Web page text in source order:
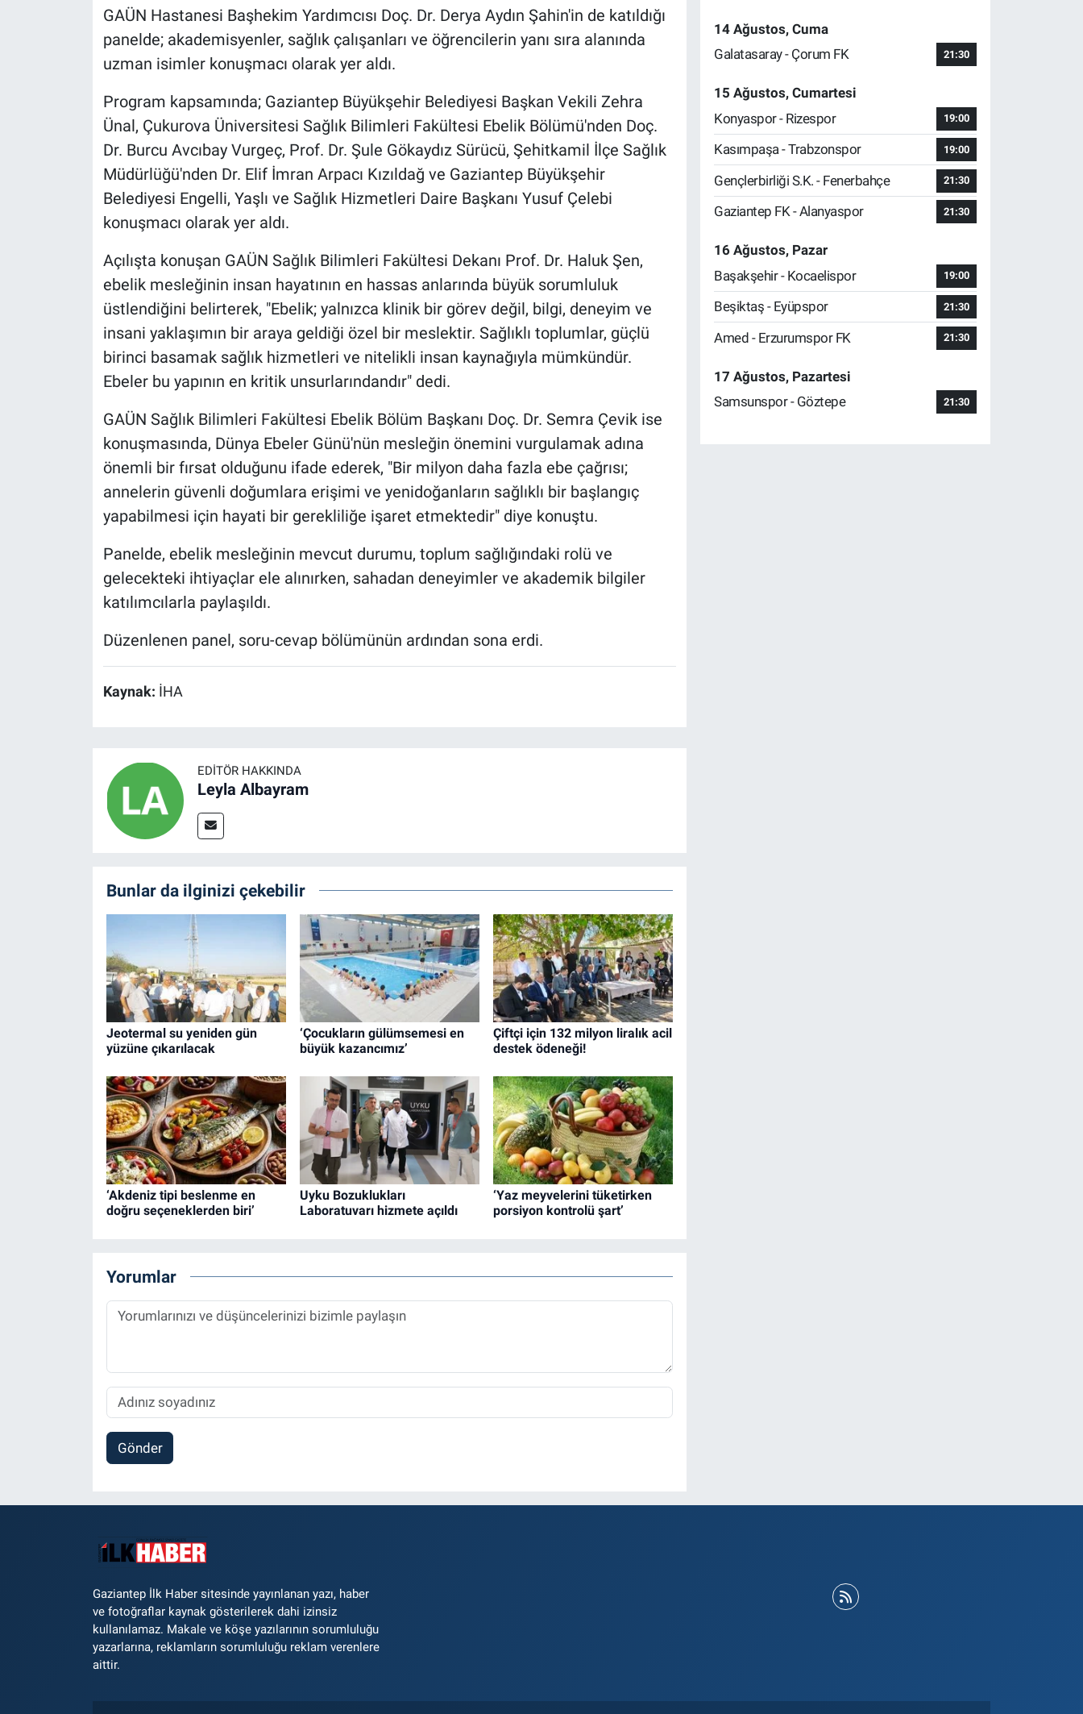
GAÜN Hastanesi Başhekim Yardımcısı Doç. Dr. Derya Aydın Şahin'in de katıldığı
panelde; akademisyenler, sağlık çalışanları ve öğrencilerin yanı sıra alanında
uzman isimler konuşmacı olarak yer aldı.
Program kapsamında; Gaziantep Büyükşehir Belediyesi Başkan Vekili Zehra
Ünal, Çukurova Üniversitesi Sağlık Bilimleri Fakültesi Ebelik Bölümü'nden Doç.
Dr. Burcu Avcıbay Vurgeç, Prof. Dr. Şule Gökaydız Sürücü, Şehitkamil İlçe Sağlık
Müdürlüğü'nden Dr. Elif İmran Arpacı Kızıldağ ve Gaziantep Büyükşehir
Belediyesi Engelli, Yaşlı ve Sağlık Hizmetleri Daire Başkanı Yusuf Çelebi
konuşmacı olarak yer aldı.
Açılışta konuşan GAÜN Sağlık Bilimleri Fakültesi Dekanı Prof. Dr. Haluk Şen,
ebelik mesleğinin insan hayatının en hassas anlarında büyük sorumluluk
üstlendiğini belirterek, "Ebelik; yalnızca klinik bir görev değil, bilgi, deneyim ve
insani yaklaşımın bir araya geldiği özel bir meslektir. Sağlıklı toplumlar, güçlü
birinci basamak sağlık hizmetleri ve nitelikli insan kaynağıyla mümkündür.
Ebeler bu yapının en kritik unsurlarındandır" dedi.
GAÜN Sağlık Bilimleri Fakültesi Ebelik Bölüm Başkanı Doç. Dr. Semra Çevik ise
konuşmasında, Dünya Ebeler Günü'nün mesleğin önemini vurgulamak adına
önemli bir fırsat olduğunu ifade ederek, "Bir milyon daha fazla ebe çağrısı;
annelerin güvenli doğumlara erişimi ve yenidoğanların sağlıklı bir başlangıç
yapabilmesi için hayati bir gerekliliğe işaret etmektedir" diye konuştu.
Panelde, ebelik mesleğinin mevcut durumu, toplum sağlığındaki rolü ve
gelecekteki ihtiyaçlar ele alınırken, sahadan deneyimler ve akademik bilgiler
katılımcılarla paylaşıldı.
Düzenlenen panel, soru-cevap bölümünün ardından sona erdi.
Kaynak: İHA
EDITÖR HAKKINDA
Leyla Albayram
Bunlar da ilginizi çekebilir
Jeotermal su yeniden gün
yüzüne çıkarılacak
‘Çocukların gülümsemesi en
büyük kazancımız’
Çiftçi için 132 milyon liralık acil
destek ödeneği!
‘Akdeniz tipi beslenme en
doğru seçeneklerden biri’
Uyku Bozuklukları
Laboratuvarı hizmete açıldı
‘Yaz meyvelerini tüketirken
porsiyon kontrolü şart’
Yorumlar
Gönder
14 Ağustos, Cuma
Galatasaray - Çorum FK
21:30
15 Ağustos, Cumartesi
Konyaspor - Rizespor
19:00
Kasımpaşa - Trabzonspor 19:00
Gençlerbirliği S.K. - Fenerbahçe 21:30
Gaziantep FK - Alanyaspor 21:30
16 Ağustos, Pazar
Başakşehir - Kocaelispor
19:00
Beşiktaş - Eyüpspor 21:30
Amed - Erzurumspor FK 21:30
17 Ağustos, Pazartesi
Samsunspor - Göztepe
21:30
Gaziantep İlk Haber sitesinde yayınlanan yazı, haber
ve fotoğraflar kaynak gösterilerek dahi izinsiz
kullanılamaz. Makale ve köşe yazılarının sorumluluğu
yazarlarına, reklamların sorumluluğu reklam verenlere
aittir.